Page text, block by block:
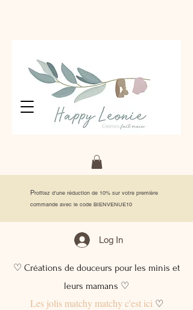
Profitez d'une réduction de 10% sur votre première
commande avec le code BIENVENUE10
Log In
♡ Créations de douceurs pour les minis et
leurs mamans ♡
Les jolis matchy matchy c'est ici♡